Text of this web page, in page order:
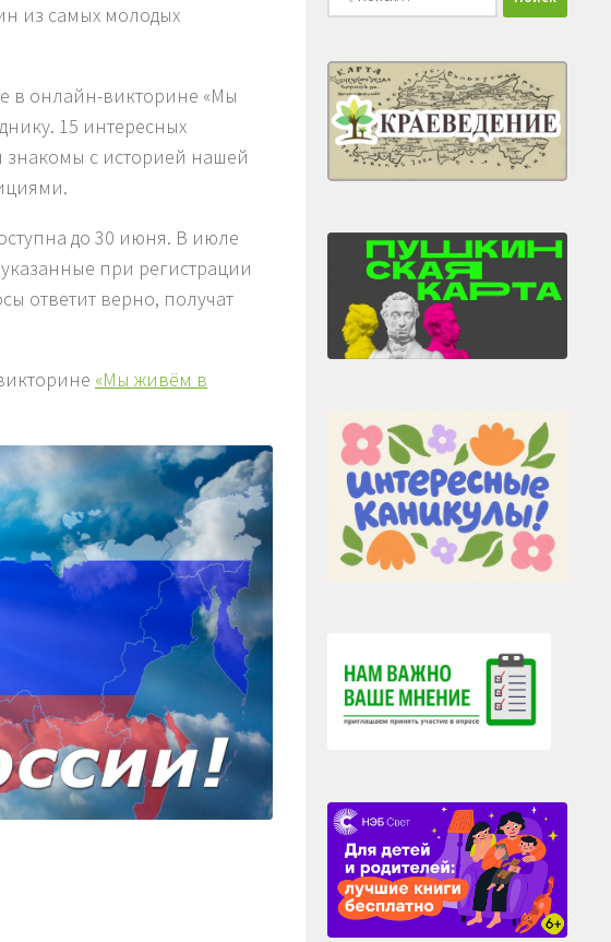
из самых молодых
в онлайн-викторине «Мы
15 интересных
знакомы с историей нашей
до 30 июня. В июле
при регистрации
ответит верно, получат
«Мы живём в